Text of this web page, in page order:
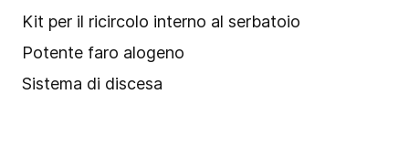
Kit per il ricircolo interno al serbatoio
Potente faro alogeno
Sistema di discesa